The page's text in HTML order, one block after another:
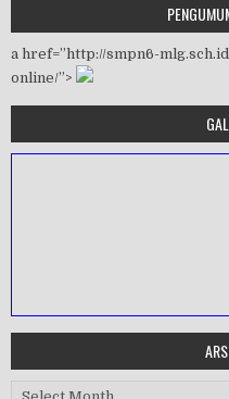
a href=”http://smpn6-
online/”>
Arsip Berita